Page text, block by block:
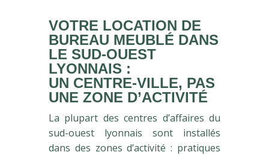
VOTRE LOCATION DE
BUREAU MEUBLÉ DANS
LE SUD-OUEST
LYONNAIS :
UN CENTRE-VILLE, PAS
UNE ZONE D’ACTIVITÉ
La plupart des centres d’affaires du
sud-ouest lyonnais sont installés
dans des zones d’activité : pratiques